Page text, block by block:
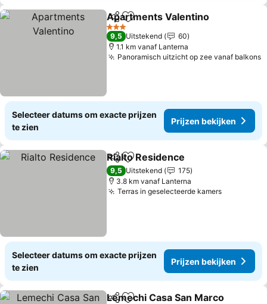
DelenToevoegen aan favorieten
Apartments Valentino
3 Sterren
9,5 Uitstekend
60
1.1 km vanaf Lanterna
Panoramisch uitzicht op zee vanaf balkons
Selecteer datums om exacte prijzen
te zien
Prijzen bekijken
DelenToevoegen aan favorieten
Rialto Residence
9,5 Uitstekend
175
3.8 km vanaf Lanterna
Terras in geselecteerde kamersPrijzen
Selecteer datums om exacte prijzen
te zien
Prijzen bekijken
Lemechi Casa San Marco